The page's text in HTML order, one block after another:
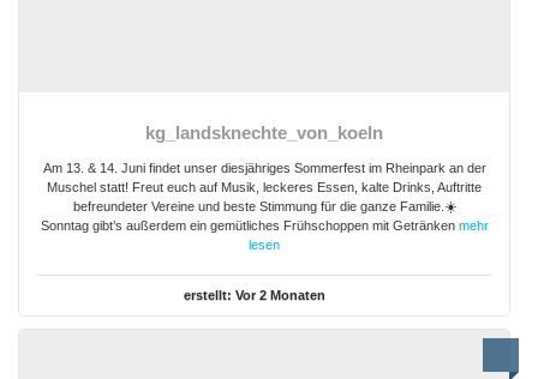
kg_landsknechte_von_koeln
Am 13. & 14. Juni findet unser diesjähriges Sommerfest im Rheinpark an der
Muschel statt! Freut euch auf Musik, leckeres Essen, kalte Drinks, Auftritte
befreundeter Vereine und beste Stimmung für die ganze Familie.☀️
Sonntag gibt’s außerdem ein gemütliches Frühschoppen mit Getränken mehr
lesen
erstellt: Vor 2 Monaten